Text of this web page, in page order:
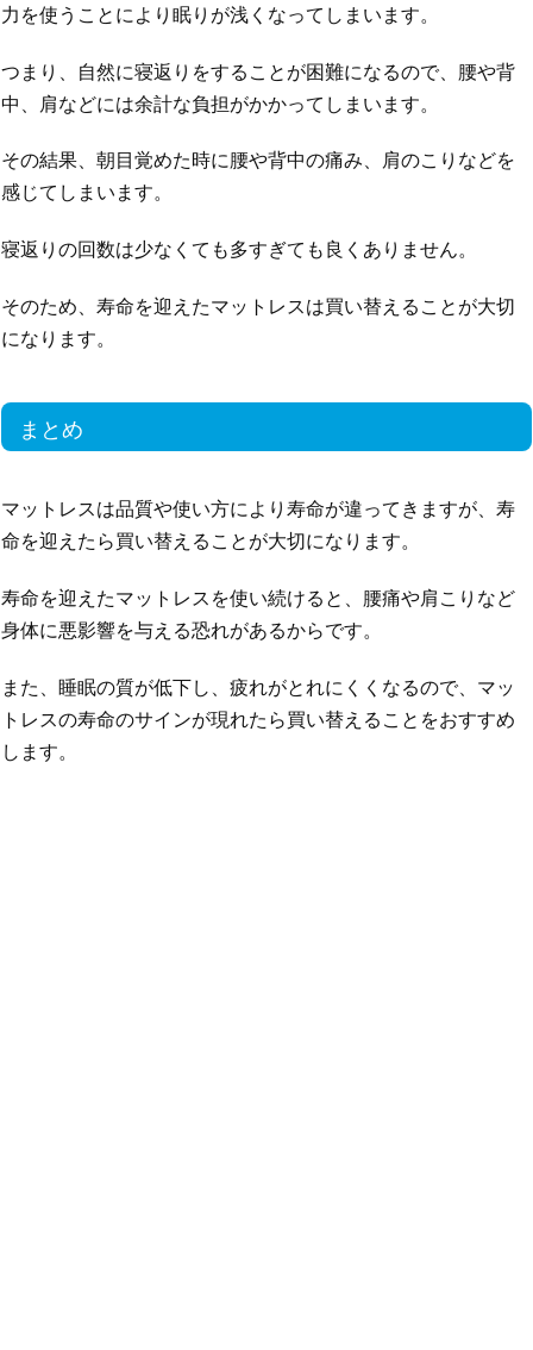
力を使うことにより眠りが浅くなってしまいます。
つまり、自然に寝返りをすることが困難になるので、腰や背
中、肩などには余計な負担がかかってしまいます。
その結果、朝目覚めた時に腰や背中の痛み、肩のこりなどを
感じてしまいます。
寝返りの回数は少なくても多すぎても良くありません。
そのため、寿命を迎えたマットレスは買い替えることが大切
になります。
まとめ
マットレスは品質や使い方により寿命が違ってきますが、寿
命を迎えたら買い替えることが大切になります。
寿命を迎えたマットレスを使い続けると、腰痛や肩こりなど
身体に悪影響を与える恐れがあるからです。
また、睡眠の質が低下し、疲れがとれにくくなるので、マッ
トレスの寿命のサインが現れたら買い替えることをおすすめ
します。